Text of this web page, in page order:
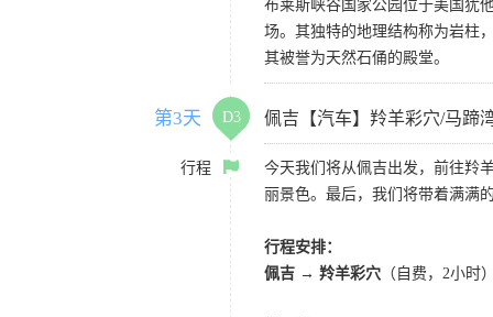
布莱斯峡谷国家公园位于美国犹
场。其独特的地理结构称为岩柱
其被誉为天然石俑的殿堂。
第3天 D3 佩吉【汽车】羚羊彩穴/马蹄
行程
今天我们将从佩吉出发，前往羚
丽景色。最后，我们将带着满满
行程安排：
佩吉 → 羚羊彩穴 （自费，2小